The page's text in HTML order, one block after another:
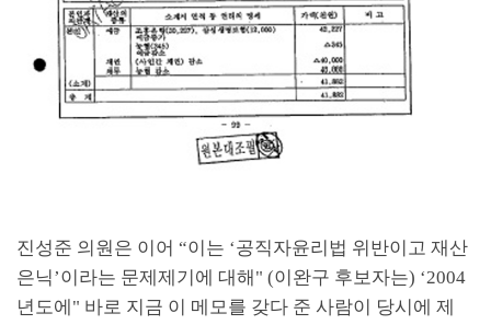
진성준 의원은 이어 “이는 ‘공직자윤리법 위반이고 재산
은닉’이라는 문제제기에 대해 " (이완구 후보자는) ‘2004
년도에 " 바로 지금 이 메모를 갖다 준 사람이 당시에 제